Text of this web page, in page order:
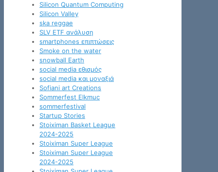
Silicon Quantum Computing
Silicon Valley
ska reggae
SLV ETF ανάλυση
smartphones επιπτώσεις
Smoke on the water
snowball Earth
social media εθισμός
social media και μοναξιά
Sofiani art Creations
Sommerfest Elkmuc
sommerfestival
Startup Stories
Stoiximan Basket League
2024-2025
Stoiximan Super League
Stoiximan Super League
2024-2025